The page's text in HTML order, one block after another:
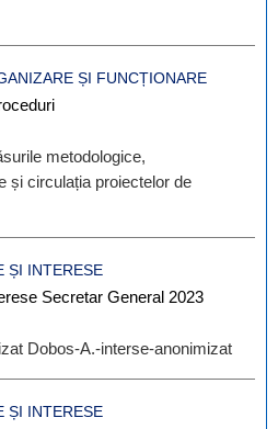
ȘI FUNCȚIONARE
metodologice,
și circulația proiectelor de
ȘI INTERESE
Secretar General 2023
Dobos-A.-interse-anonimizat
ȘI INTERESE